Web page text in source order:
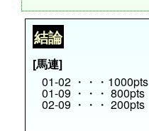
結論
[馬連]
01-02 ・・・1000pts
01-09 ・・・ 800pts
02-09 ・・・ 200pts